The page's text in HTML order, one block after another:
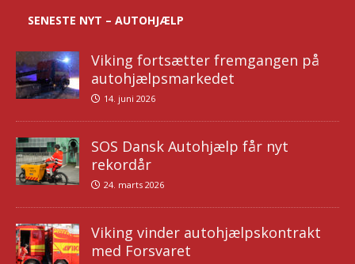
SENESTE NYT – AUTOHJÆLP
Viking fortsætter fremgangen på
autohjælpsmarkedet
14. juni 2026
SOS Dansk Autohjælp får nyt
rekordår
24. marts 2026
Viking vinder autohjælpskontrakt
med Forsvaret